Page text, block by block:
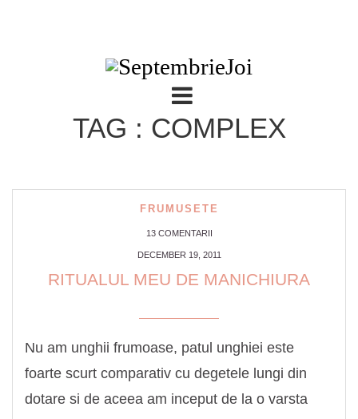
TAG : COMPLEX
FRUMUSETE
13 COMENTARII
DECEMBER 19, 2011
RITUALUL MEU DE MANICHIURA
Nu am unghii frumoase, patul unghiei este
foarte scurt comparativ cu degetele lungi din
dotare si de aceea am inceput de la o varsta